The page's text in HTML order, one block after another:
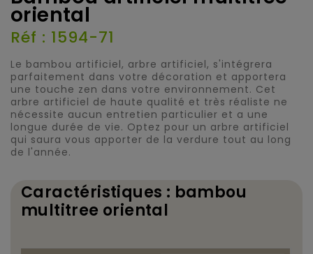
oriental
Réf : 1594-71
Le bambou artificiel, arbre artificiel, s'intégrera
parfaitement dans votre décoration et apportera
une touche zen dans votre environnement. Cet
arbre artificiel de haute qualité et très réaliste ne
nécessite aucun entretien particulier et a une
longue durée de vie. Optez pour un arbre artificiel
qui saura vous apporter de la verdure tout au long
de l'année.
Caractéristiques : bambou
multitree oriental